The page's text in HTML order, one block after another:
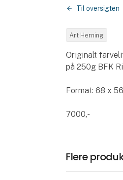
Til oversigten
Art Herning
Originalt
på 250g BFK
Format: 68 x
7000,-
Flere